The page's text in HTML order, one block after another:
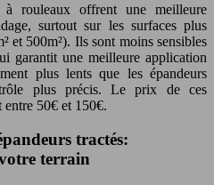
rouleaux offrent une meilleure
surtout sur les surfaces plus
et 500m²). Ils sont moins sensibles
garantit une meilleure application
plus lents que les épandeurs
plus précis. Le prix de ces
entre 50€ et 150€.
tractés:
terrain